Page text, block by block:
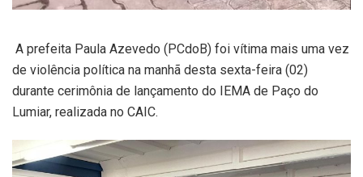
A prefeita Paula Azevedo (PCdoB) foi vítima mais uma vez
de violência política na manhã desta sexta-feira (02)
durante cerimônia de lançamento do IEMA de Paço do
Lumiar, realizada no CAIC.